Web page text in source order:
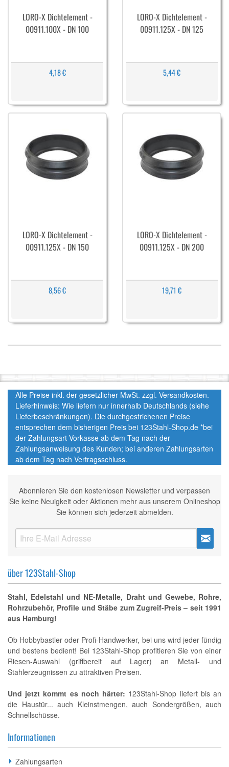
LORO-X Dichtelement -
00911.100X - DN 100
4,18 €
LORO-X Dichtelement -
00911.125X - DN 125
5,44 €
LORO-X Dichtelement -
00911.125X - DN 150
8,56 €
LORO-X Dichtelement -
00911.125X - DN 200
19,71 €
Alle Preise inkl. der gesetzlicher MwSt. zzgl. Versandkosten.
Lieferhinweis: Wie liefern nur innerhalb Deutschlands (siehe
Lieferbeschränkungen). Die durchgestrichenen Preise
entsprechen dem bisherigen Preis bei 123Stahl-Shop.de *bei
der Zahlungsart Vorkasse ab dem Tag nach der
Zahlungsanweisung des Kunden; bei anderen Zahlungsarten
ab dem Tag nach Vertragsschluss.
Abonnieren Sie den kostenlosen Newsletter und verpassen
Sie keine Neuigkeit oder Aktionen mehr aus unserem Onlineshop
Sie können sich jederzeit abmelden.
über 123Stahl-Shop
Stahl, Edelstahl und NE-Metalle, Draht und Gewebe, Rohre,
Rohrzubehör, Profile und Stäbe zum Zugreif-Preis – seit 1991
aus Hamburg!
Ob Hobbybastler oder Profi-Handwerker, bei uns wird jeder fündig
und bestens bedient! Bei 123Stahl-Shop profitieren Sie von einer
Riesen-Auswahl (griffbereit auf Lager) an Metall- und
Stahlerzeugnissen zu attraktiven Preisen.
Und jetzt kommt es noch härter: 123Stahl-Shop liefert bis an
die Haustür... auch Kleinstmengen, auch Sondergrößen, auch
Schnellschüsse.
Informationen
Zahlungsarten